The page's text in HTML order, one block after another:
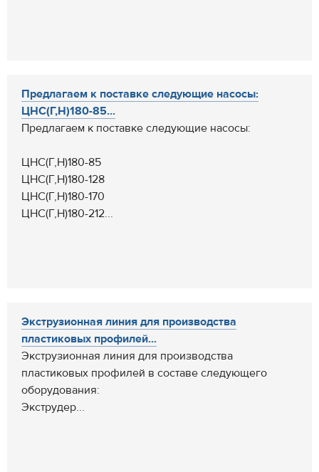
Предлагаем к поставке следующие насосы:
ЦНС(Г,Н)180-85...
Предлагаем к поставке следующие насосы:
ЦНС(Г,Н)180-85
ЦНС(Г,Н)180-128
ЦНС(Г,Н)180-170
ЦНС(Г,Н)180-212...
Экструзионная линия для производства
пластиковых профилей...
Экструзионная линия для производства
пластиковых профилей в составе следующего
оборудования:
Экструдер...